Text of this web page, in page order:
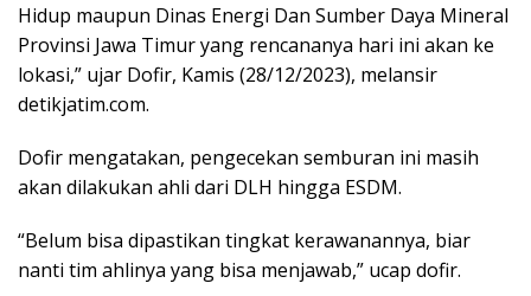
Hidup maupun Dinas Energi Dan Sumber Daya Mineral
Provinsi Jawa Timur yang rencananya hari ini akan ke
lokasi,” ujar Dofir, Kamis (28/12/2023), melansir
detikjatim.com.
Dofir mengatakan, pengecekan semburan ini masih
akan dilakukan ahli dari DLH hingga ESDM.
“Belum bisa dipastikan tingkat kerawanannya, biar
nanti tim ahlinya yang bisa menjawab,” ucap dofir.